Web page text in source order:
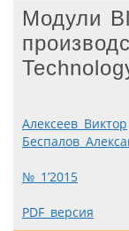
Модули
Алексеев Виктор
Беспалов
№ 1’2015
PDF версия